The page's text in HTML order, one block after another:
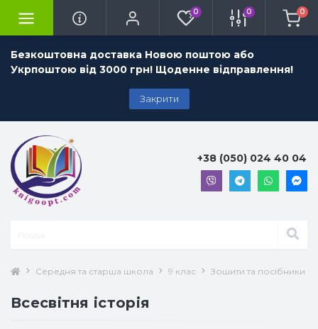
Безкоштовна доставка Новою поштою або
Укрпоштою від 3000 грн! Щоденне відправлення!
Закрити
0 0 0
+38 (050) 024 40 04
Середня та старша школа 9 клас Зошити та посібники 9
Всесвітня історія